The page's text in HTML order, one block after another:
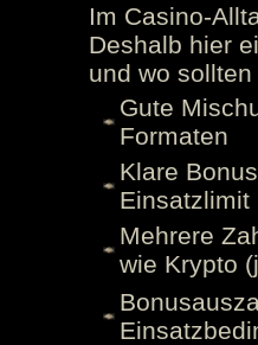
Im Casino-
Deshalb hier
und wo
Gute
Formaten
Klare
Einsatzlimit
Mehrere
wie Krypto